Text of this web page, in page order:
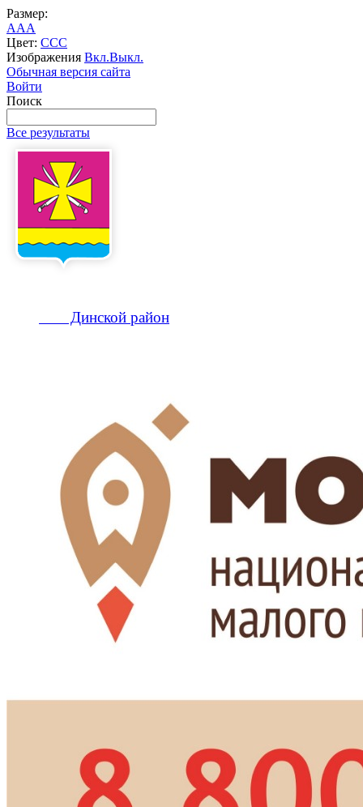
Размер:
AAA
Цвет: CCC
Изображения Вкл.Выкл.
Обычная версия сайта
Войти
Поиск
Все результаты
Динской район